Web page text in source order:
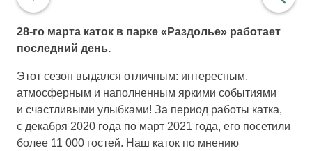
28-го марта каток в парке «Раздолье» работает
последний день.
Этот сезон выдался отличным: интересным,
атмосферным и наполненным яркими событиями
и счастливыми улыбками! За период работы катка,
с декабря 2020 года по март 2021 года, его посетили
более 11 000 гостей. Наш каток по мнению